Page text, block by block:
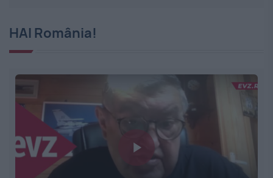
HAI România!